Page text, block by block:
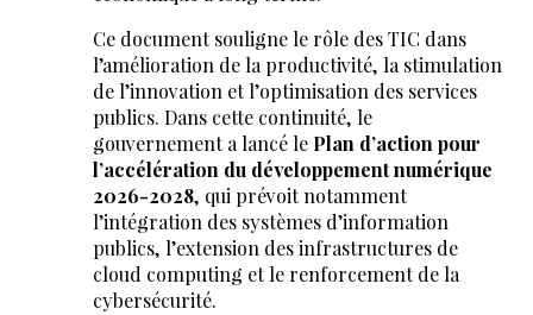
Ce document souligne le rôle des TIC dans
l’amélioration de la productivité, la stimulation
de l’innovation et l’optimisation des services
publics. Dans cette continuité, le
gouvernement a lancé le Plan d’action pour
l’accélération du développement numérique
2026-2028, qui prévoit notamment
l’intégration des systèmes d’information
publics, l’extension des infrastructures de
cloud computing et le renforcement de la
cybersécurité.